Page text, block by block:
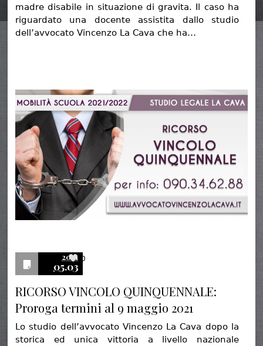
madre disabile in situazione di gravita. Il caso ha
riguardato una docente assistita dallo studio
dell’avvocato Vincenzo La Cava che ha…
2021
05.03
0
RICORSO VINCOLO QUINQUENNALE:
Proroga termini al 9 maggio 2021
Lo studio dell’avvocato Vincenzo La Cava dopo la
storica ed unica vittoria a livello nazionale